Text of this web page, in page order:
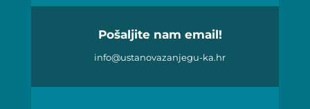
Pošaljite nam email!
info@ustanovazanjegu-ka.hr